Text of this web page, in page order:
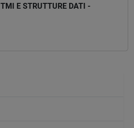
E STRUTTURE DATI -